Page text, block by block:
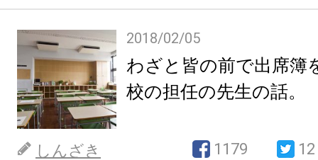
2018/02/05
わざと皆の前で出席簿
校の担任の先生の話。
しんざき 1179 12